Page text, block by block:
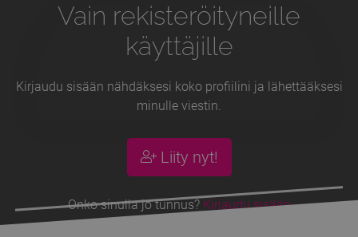
Vain rekisteröityneille
käyttäjille
Kirjaudu sisään nähdäksesi koko profiilini ja lähettääksesi
minulle viestin.
Liity nyt!
Onko sinulla jo tunnus? Kirjaudu sisään